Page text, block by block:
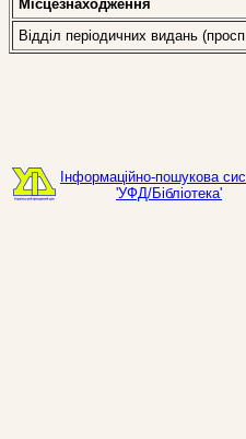
Місцезнаходження
Відділ періодичних видань
Інформаційно-пошукова
'УФД/Бібліотека'